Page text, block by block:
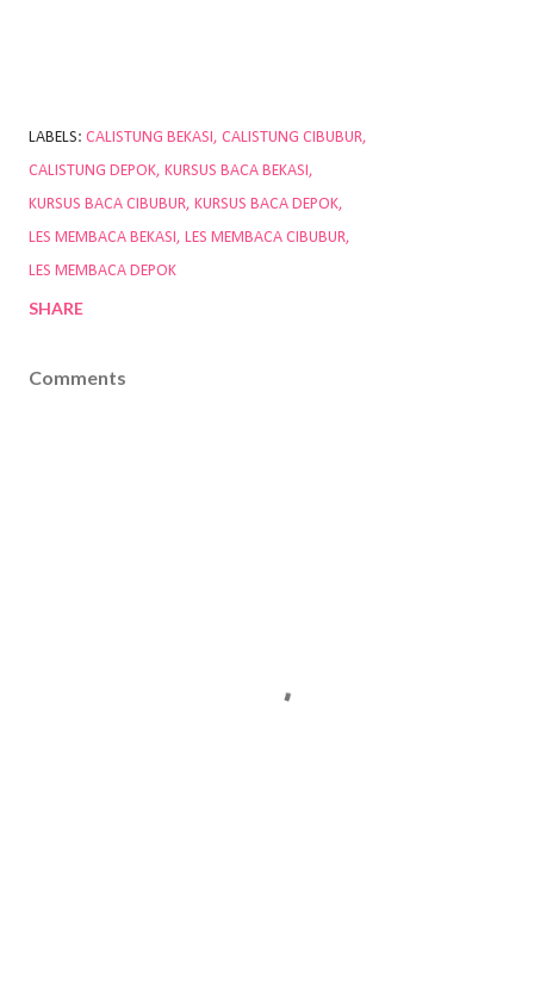
LABELS: CALISTUNG BEKASI
CALISTUNG CIBUBUR
CALISTUNG DEPOK KURSUS BACA BEKASI
KURSUS BACA CIBUBUR KURSUS BACA DEPOK
LES MEMBACA BEKASI
LES MEMBACA CIBUBUR
LES MEMBACA DEPOK
SHARE
Comments